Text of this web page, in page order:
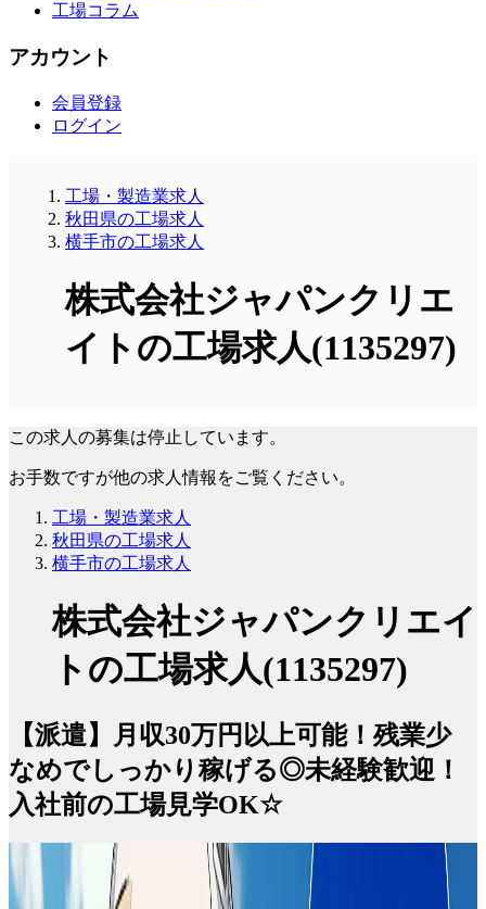
工場コラム
アカウント
会員登録
ログイン
工場・製造業求人
秋田県の工場求人
横手市の工場求人
株式会社ジャパンクリエ
イトの工場求人(1135297)
この求人の募集は停止しています。
お手数ですが他の求人情報をご覧ください。
工場・製造業求人
秋田県の工場求人
横手市の工場求人
株式会社ジャパンクリエイ
トの工場求人(1135297)
【派遣】月収30万円以上可能！残業少
なめでしっかり稼げる◎未経験歓迎！
入社前の工場見学OK☆